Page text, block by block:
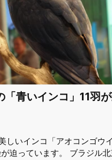
「青いインコ」11羽
しいインコ「アオコンゴウ
迫っています。 ブラジル